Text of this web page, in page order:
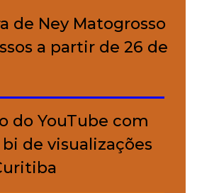
que
o luxo
trás da skincare: a
cada ativo
de Ney Matogrosso
a partir de 26 de
do YouTube com
de visualizações